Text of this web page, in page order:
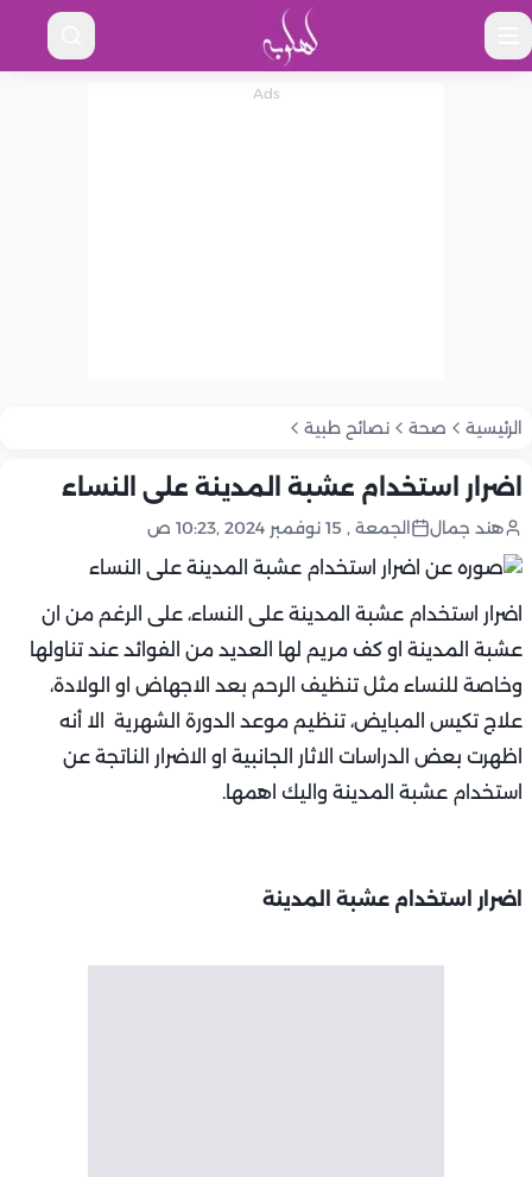
الرئيسية صحة نصائح طبية
اضرار استخدام عشبة المدينة على النساء
هند جمال الجمعة , 15 نوفمبر 2024 ,10:23 ص
اضرار استخدام عشبة المدينة على النساء، على الرغم من ان
عشبة المدينة او كف مريم لها العديد من الفوائد عند تناولها
وخاصة للنساء مثل تنظيف الرحم بعد الاجهاض او الولادة،
علاج تكيس المبايض، تنظيم موعد الدورة الشهرية الا أنه
اظهرت بعض الدراسات الاثار الجانبية او الاضرار الناتجة عن
استخدام عشبة المدينة واليك اهمها.
اضرار استخدام عشبة المدينة